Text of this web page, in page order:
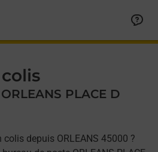
PLACE D
depuis ORLEANS 45000 ?